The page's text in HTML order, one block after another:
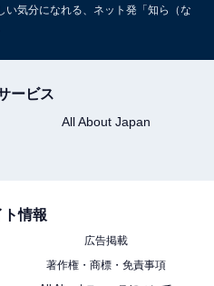
気分になれる、ネット発「知ら（な
ービス
All About Japan
ト情報
広告掲載
著作権・商標・免責事項